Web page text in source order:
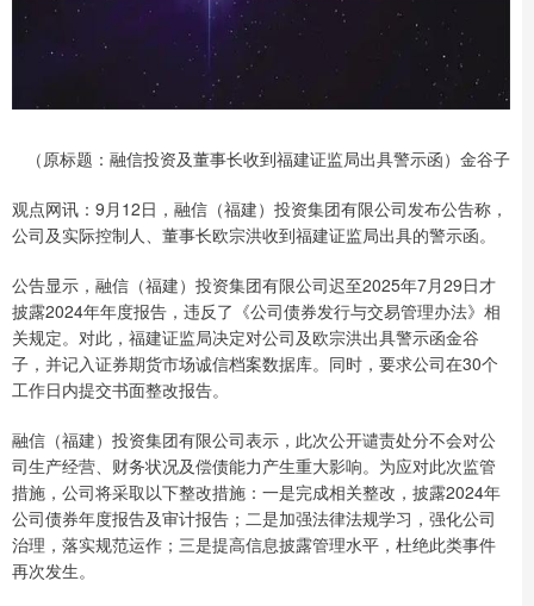
（原标题：融信投资及董事长收到福建证监局出具警示函）金谷子
观点网讯：9月12日，融信（福建）投资集团有限公司发布公告称，
公司及实际控制人、董事长欧宗洪收到福建证监局出具的警示函。
公告显示，融信（福建）投资集团有限公司迟至2025年7月29日才
披露2024年年度报告，违反了《公司债券发行与交易管理办法》相
关规定。对此，福建证监局决定对公司及欧宗洪出具警示函金谷
子，并记入证券期货市场诚信档案数据库。同时，要求公司在30个
工作日内提交书面整改报告。
融信（福建）投资集团有限公司表示，此次公开谴责处分不会对公
司生产经营、财务状况及偿债能力产生重大影响。为应对此次监管
措施，公司将采取以下整改措施：一是完成相关整改，披露2024年
公司债券年度报告及审计报告；二是加强法律法规学习，强化公司
治理，落实规范运作；三是提高信息披露管理水平，杜绝此类事件
再次发生。